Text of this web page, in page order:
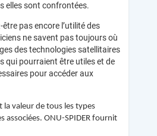
elles sont confrontées.
pas encore l’utilité des
ne savent pas toujours où
des technologies satellitaires
qui pourraient être utiles et de
pour accéder aux
la valeur de tous les types
ONU-SPIDER fournit